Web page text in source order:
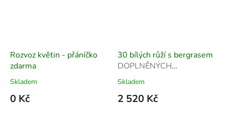
Rozvoz květin - přáníčko
zdarma
Skladem
0 Kč
30 bílých růží s bergrasem
DOPLNĚNÝCH
BERGRASEM
Skladem
2 520 Kč